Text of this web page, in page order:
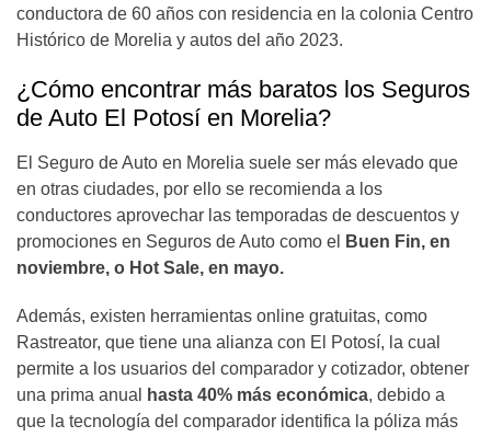
conductora de 60 años con residencia en la colonia Centro
Histórico de Morelia y autos del año 2023.
¿Cómo encontrar más baratos los Seguros
de Auto El Potosí en Morelia?
El Seguro de Auto en Morelia suele ser más elevado que
en otras ciudades, por ello se recomienda a los
conductores aprovechar las temporadas de descuentos y
promociones en Seguros de Auto como el
Buen Fin, en
noviembre, o Hot Sale, en mayo.
Además, existen herramientas online gratuitas, como
Rastreator, que tiene una alianza con El Potosí, la cual
permite a los usuarios del comparador y cotizador, obtener
una prima anual
hasta 40% más económica, debido a
que la tecnología del comparador identifica la póliza más